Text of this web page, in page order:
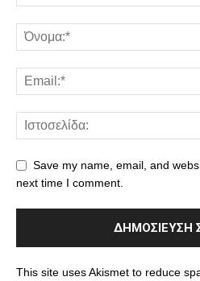
Save my name, email, and
next time I comment.
This site uses Akismet to reduce